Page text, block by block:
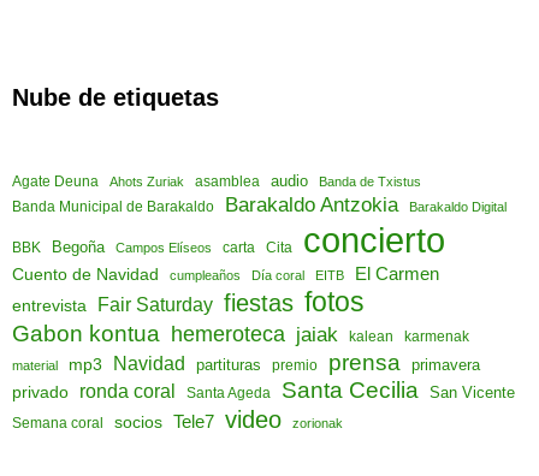
Nube de etiquetas
Agate Deuna Ahots Zuriak asamblea audio
Banda de Txistus
Banda Municipal de Barakaldo
Barakaldo Antzokia Barakaldo Digital
BBK Begoña Campos Elíseos carta Cita concierto
Cuento de Navidad cumpleaños Día coral EITB El Carmen
entrevista Fair Saturday fiestas fotos
Gabon kontua hemeroteca jaiak kalean
karmenak
material
mp3 Navidad partituras premio prensa primavera
privado ronda coral Santa Ageda Santa Cecilia San Vicente
Semana coral socios Tele7 video zorionak